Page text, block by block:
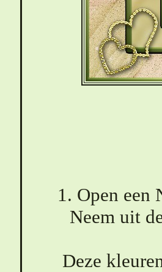
1. Open een
Neem uit
Deze